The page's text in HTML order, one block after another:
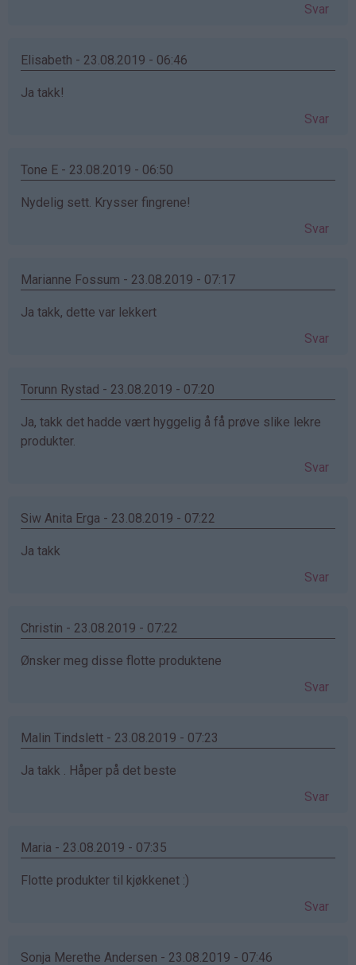
Svar
Elisabeth - 23.08.2019 - 06:46
Ja takk!
Svar
Tone E - 23.08.2019 - 06:50
Nydelig sett. Krysser fingrene!
Svar
Marianne Fossum - 23.08.2019 - 07:17
Ja takk, dette var lekkert
Svar
Torunn Rystad - 23.08.2019 - 07:20
Ja, takk det hadde vært hyggelig å få prøve slike lekre
produkter.
Svar
Siw Anita Erga - 23.08.2019 - 07:22
Ja takk
Svar
Christin - 23.08.2019 - 07:22
Ønsker meg disse flotte produktene
Svar
Malin Tindslett - 23.08.2019 - 07:23
Ja takk . Håper på det beste
Svar
Maria - 23.08.2019 - 07:35
Flotte produkter til kjøkkenet :)
Svar
Sonja Merethe Andersen - 23.08.2019 - 07:46